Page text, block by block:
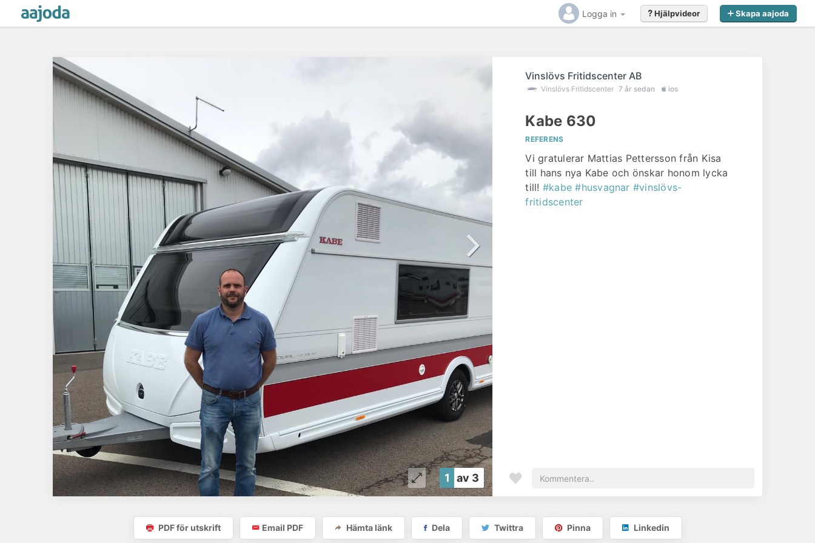
Logga in Skapa aajoda
Hjälpvideor
1 av 3
Vinslövs Fritidscenter AB
Vinslövs Fritidscenter 7 år sedan ios
Kabe 630
REFERENS
Vi gratulerar Mattias Pettersson från Kisa
till hans nya Kabe och önskar honom lycka
till! #kabe #husvagnar #vinslövs-
fritidscenter
PDF för utskrift Email PDF Hämta länk Dela Twittra Pinna Linkedin